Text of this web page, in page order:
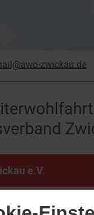
zwickau.de
e.V.